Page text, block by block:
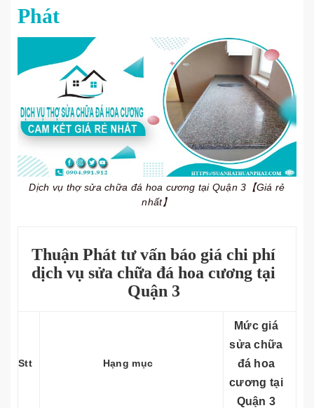
Phát
Dịch vụ thợ sửa chữa đá hoa cương tại Quận 3【Giá rẻ
nhất】
Thuận Phát tư vấn báo giá chi phí
dịch vụ sửa chữa đá hoa cương tại
Quận 3
Stt Hạng mục
Mức giá
sửa chữa
đá hoa
cương tại
Quận 3